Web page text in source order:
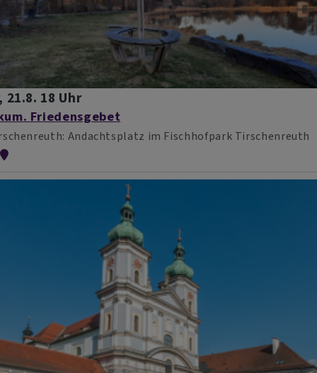
21.8. 18 Uhr
Friedensgebet
Andachtsplatz im Fischhofpark Tirschenreuth